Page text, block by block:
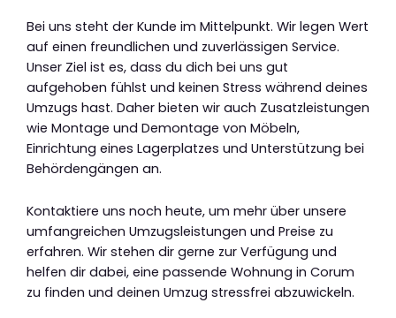
Bei uns steht der Kunde im Mittelpunkt. Wir legen Wert
auf einen freundlichen und zuverlässigen Service.
Unser Ziel ist es, dass du dich bei uns gut
aufgehoben fühlst und keinen Stress während deines
Umzugs hast. Daher bieten wir auch Zusatzleistungen
wie Montage und Demontage von Möbeln,
Einrichtung eines Lagerplatzes und Unterstützung bei
Behördengängen an.
Kontaktiere uns noch heute, um mehr über unsere
umfangreichen Umzugsleistungen und Preise zu
erfahren. Wir stehen dir gerne zur Verfügung und
helfen dir dabei, eine passende Wohnung in Corum
zu finden und deinen Umzug stressfrei abzuwickeln.